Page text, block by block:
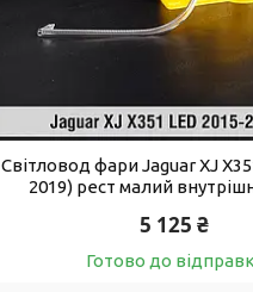
Світловод фари Jaguar XJ
2019) рест малий
5 125 ₴
Готово до